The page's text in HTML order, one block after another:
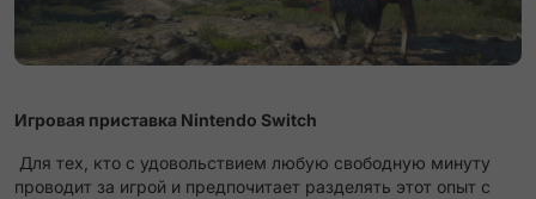
Игровая приставка Nintendo Switch
Для тех, кто с удовольствием любую свободную минуту
проводит за игрой и предпочитает разделять этот опыт с